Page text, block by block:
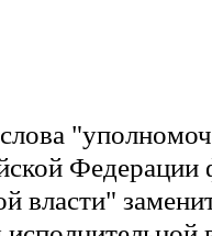
слова
власти"